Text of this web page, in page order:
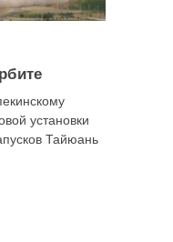
установки
Тайюань